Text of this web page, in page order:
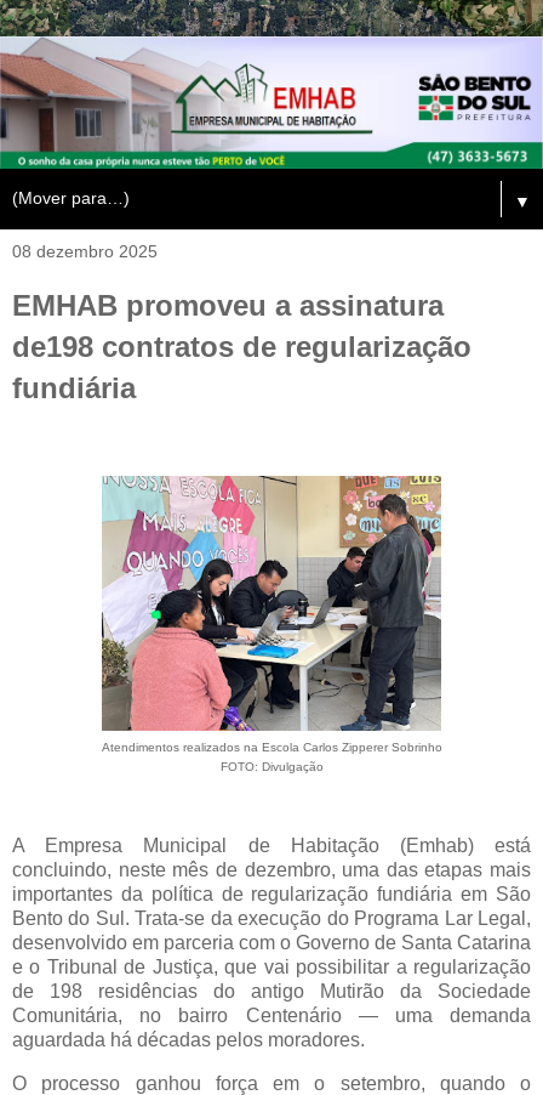
▼
08 dezembro 2025
EMHAB promoveu a assinatura
de198 contratos de regularização
fundiária
Atendimentos realizados na Escola Carlos Zipperer Sobrinho
FOTO: Divulgação
A Empresa Municipal de Habitação (Emhab) está
concluindo, neste mês de dezembro, uma das etapas mais
importantes da política de regularização fundiária em São
Bento do Sul. Trata-se da execução do Programa Lar Legal,
desenvolvido em parceria com o Governo de Santa Catarina
e o Tribunal de Justiça, que vai possibilitar a regularização
de 198 residências do antigo Mutirão da Sociedade
Comunitária, no bairro Centenário — uma demanda
aguardada há décadas pelos moradores.
O processo ganhou força em o setembro, quando o